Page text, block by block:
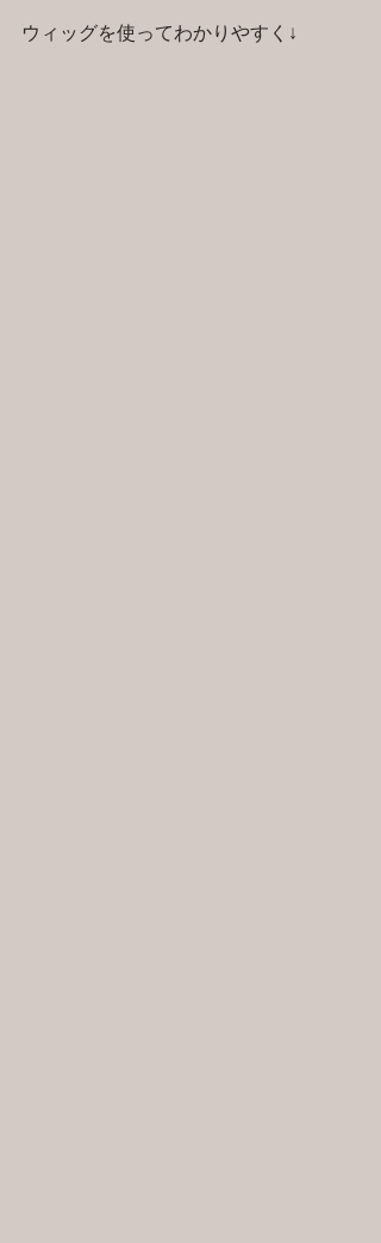
ウィッグを使ってわかりやすく↓